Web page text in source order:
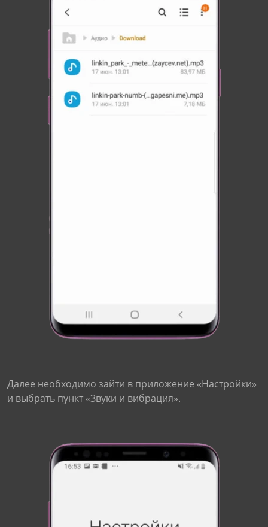
Далее необходимо зайти в приложение «Настройки»
и выбрать пункт «Звуки и вибрация».